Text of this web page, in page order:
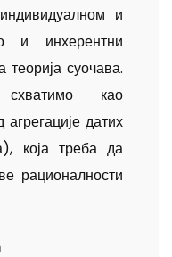
и
и инхерентни
суочава.
схватимо као
датих
која треба да
рационалности